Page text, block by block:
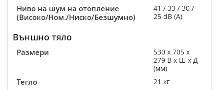
Ниво на шум на отопление
(Високо/Ном./Ниско/Безшумно)
41 / 33 / 30 /
25 dB (A)
Външно тяло
Размери
530 x 705 x
279 В x Ш x Д
(мм)
Тегло 21 кг